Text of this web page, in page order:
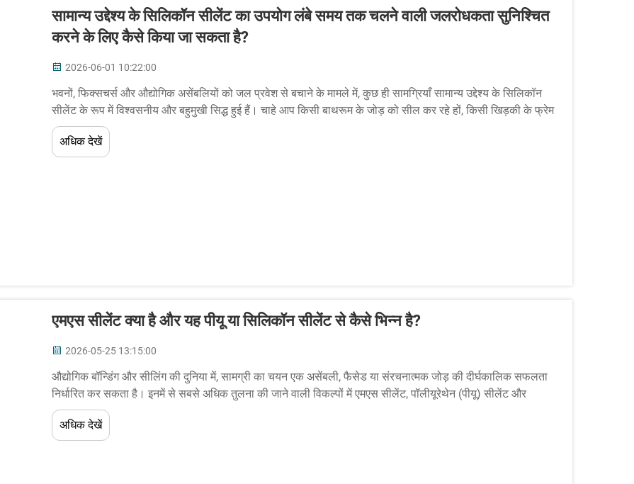
सामान्य उद्देश्य के सिलिकॉन सीलेंट का उपयोग लंबे समय तक चलने वाली जलरोधकता सुनिश्चित
करने के लिए कैसे किया जा सकता है?
2026-06-01 10:22:00
भवनों, फिक्सचर्स और औद्योगिक असेंबलियों को जल प्रवेश से बचाने के मामले में, कुछ ही सामग्रियाँ सामान्य उद्देश्य के सिलिकॉन
सीलेंट के रूप में विश्वसनीय और बहुमुखी सिद्ध हुई हैं। चाहे आप किसी बाथरूम के जोड़ को सील कर रहे हों, किसी खिड़की के फ्रेम
को सुरक्षित कर रहे हों...
अधिक देखें
एमएस सीलेंट क्या है और यह पीयू या सिलिकॉन सीलेंट से कैसे भिन्न है?
2026-05-25 13:15:00
औद्योगिक बॉन्डिंग और सीलिंग की दुनिया में, सामग्री का चयन एक असेंबली, फैसेड या संरचनात्मक जोड़ की दीर्घकालिक सफलता
निर्धारित कर सकता है। इनमें से सबसे अधिक तुलना की जाने वाली विकल्पों में एमएस सीलेंट, पॉलीयूरेथेन (पीयू) सीलेंट और
सिलिक...
अधिक देखें